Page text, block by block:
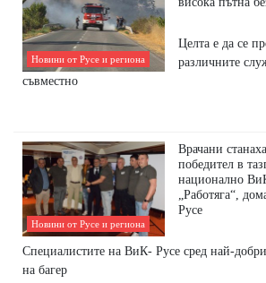
Новини от Русе и региона
Целта е да се
различните
съвместно
Новини от Русе и региона
Врачани
победител в
национално
„Работяга“,
Русе
Специалистите на ВиК- Русе сред най-
на багер